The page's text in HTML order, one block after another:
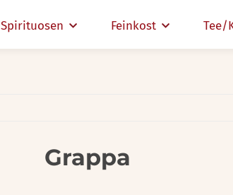
Spirituosen Feinkost Tee/
Grappa